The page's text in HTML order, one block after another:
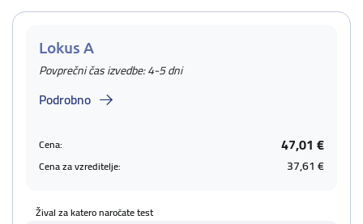
Lokus A
Povprečni čas izvedbe: 4-5 dni
Podrobno
Cena: 47,01 €
Cena za vzreditelje: 37,61 €
Žival za katero naročate test